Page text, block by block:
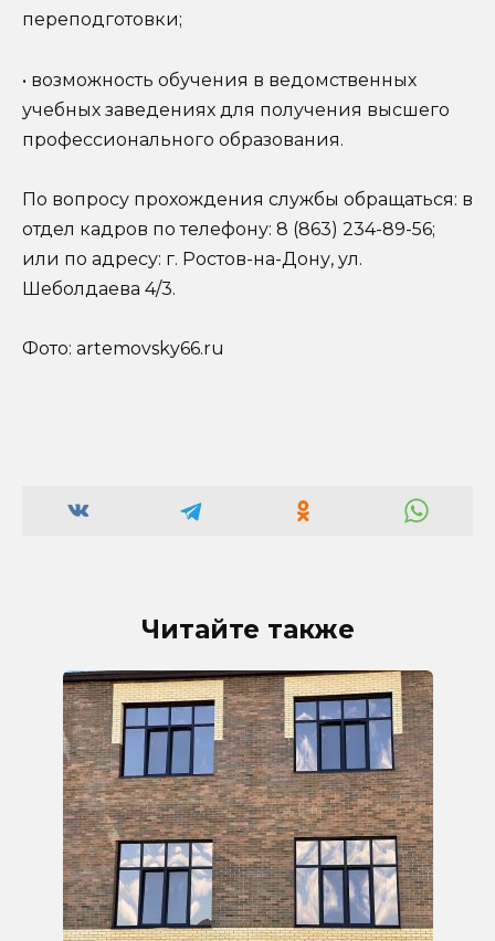
переподготовки;
• возможность обучения в ведомственных
учебных заведениях для получения высшего
профессионального образования.
По вопросу прохождения службы обращаться: в
отдел кадров по телефону: 8 (863) 234-89-56;
или по адресу: г. Ростов-на-Дону, ул.
Шеболдаева 4/3.
Фото: artemovsky66.ru
Читайте также